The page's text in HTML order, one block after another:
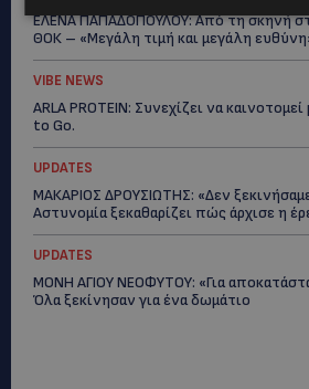
ΕΛΕΝΑ ΠΑΠΑΔΟΠΟΥΛΟΥ: Από τη σκηνή
ΘΟΚ – «Μεγάλη τιμή και μεγάλη
VIBE NEWS
ARLA PROTEIN: Συνεχίζει να
to Go.
UPDATES
ΜΑΚΑΡΙΟΣ ΔΡΟΥΣΙΩΤΗΣ: «Δεν
Αστυνομία ξεκαθαρίζει πώς άρχισε η
UPDATES
ΜΟΝΗ ΑΓΙΟΥ ΝΕΟΦΥΤΟΥ: «Για
Όλα ξεκίνησαν για ένα δωμάτιο